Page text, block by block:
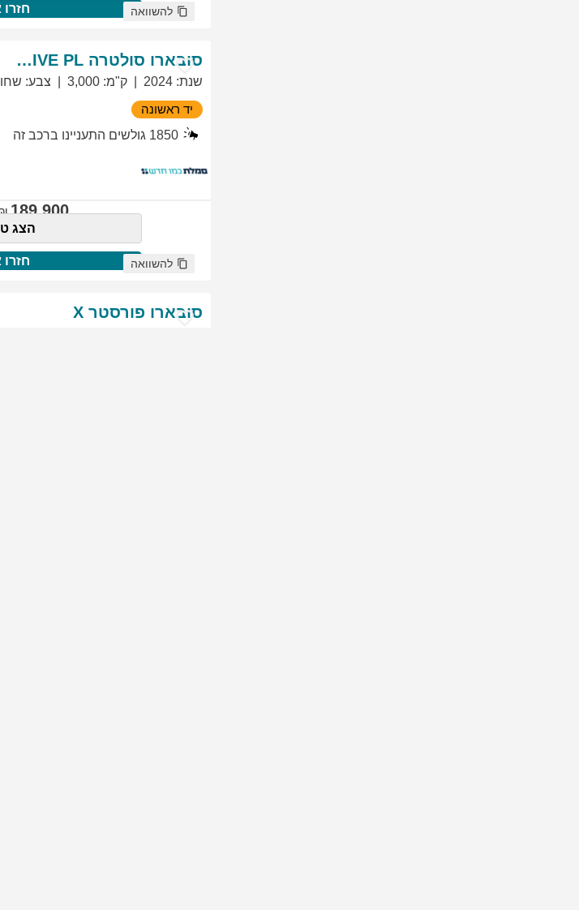
חזרו להשוואה
סובארו סולטרה EXCLUSIVE PL
שנת:
2024 ק"מ:
3,000 צבע:
יד ראשונה
1850 גולשים התעניינו ברכב זה
189,900
הצג
חזרו להשוואה
סובארו פורסטר X